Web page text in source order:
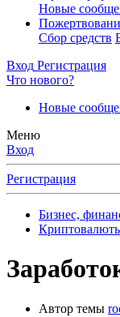
Новые
Сбор средств
Вход Регистрация
Что нового?
Новые
Меню
Вход
Регистрация
Бизнес,
Автор темы